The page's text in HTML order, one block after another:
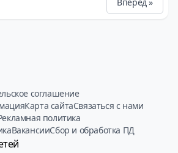
соглашение
Карта сайтаСвязаться с нами
политика
ВакансииСбор и обработка ПД